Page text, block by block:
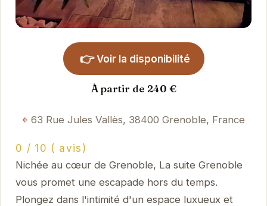
👉 Voir la disponibilité
À partir de 240 €
63 Rue Jules Vallès, 38400 Grenoble, France
0 / 10 ( avis)
Nichée au cœur de Grenoble, La suite Grenoble
vous promet une escapade hors du temps.
Plongez dans l'intimité d'un espace luxueux et